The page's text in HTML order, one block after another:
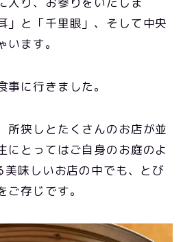
と「千里眼」、そして中央
ます。
に行きました。
所狭しとたくさんのお店が並
にとってはご自身のお庭のよ
味しいお店の中でも、とび
ご存じです。